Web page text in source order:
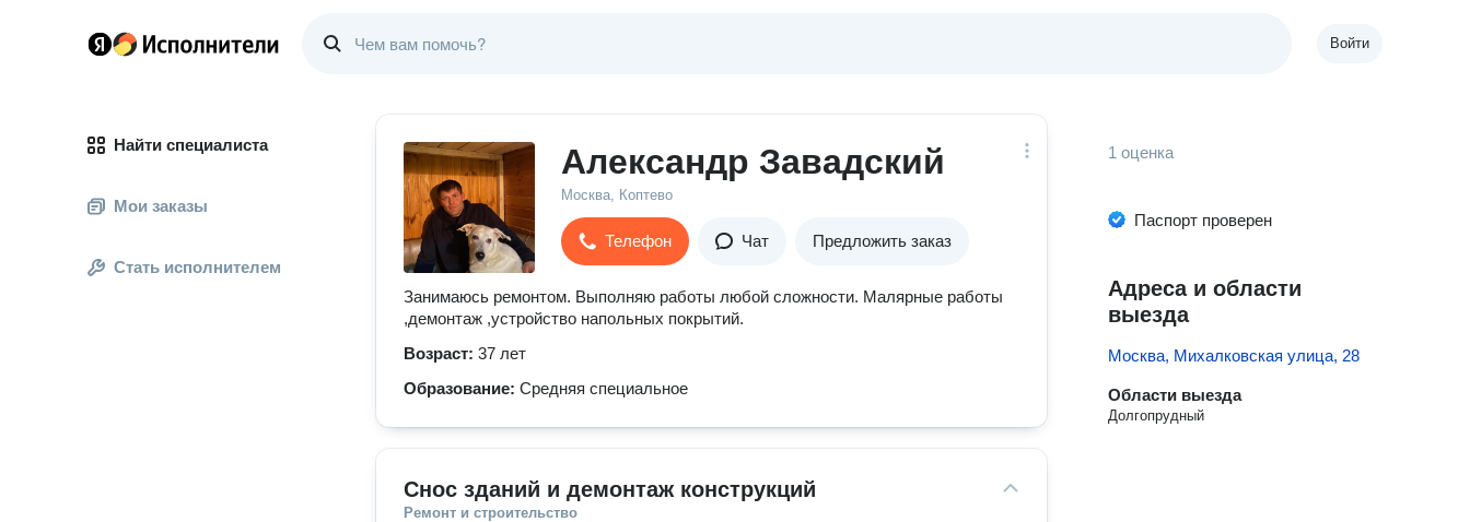
Войти
Найти специалиста
Мои заказы
Стать исполнителем
Александр Завадский
Москва, Коптево
Телефон Чат Предложить заказ
Занимаюсь ремонтом. Выполняю работы любой сложности. Малярные работы
,демонтаж ,устройство напольных покрытий.
Возраст: 37 лет
Образование: Средняя специальное
Снос зданий и демонтаж конструкций
Ремонт и строительство
1 оценка
Паспорт проверен
Адреса и области
выезда
Москва, Михалковская улица, 28
Области выезда
Долгопрудный